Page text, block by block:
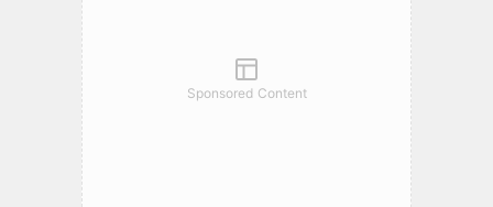
Sponsored Content